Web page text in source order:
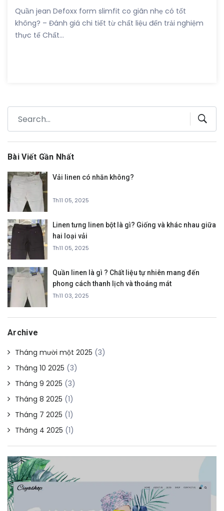
Quần jean Defoxx form slimfit co giãn nhẹ có tốt
không? – Đánh giá chi tiết từ chất liệu đến trải nghiệm
thực tế Chất...
Bài Viết Gần Nhất
Vải linen có nhăn không?
Th11 05, 2025
Linen tưng linen bột là gì? Giống và khác nhau giữa
hai loại vải
Th11 05, 2025
Quần linen là gì ? Chất liệu tự nhiên mang đến
phong cách thanh lịch và thoáng mát
Th11 03, 2025
Archive
Tháng mười một 2025 (3)
Tháng 10 2025 (3)
Tháng 9 2025 (3)
Tháng 8 2025 (1)
Tháng 7 2025 (1)
Tháng 4 2025 (1)